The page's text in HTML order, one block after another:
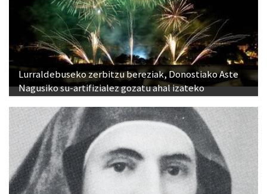
Lurraldebuseko zerbitzu bereziak, Donostiako Aste
Nagusiko su-artifizialez gozatu ahal izateko